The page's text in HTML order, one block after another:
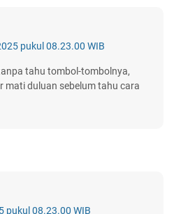
pukul 08.23.00 WIB
tahu tombol-tombolnya,
mati duluan sebelum tahu cara
pukul 08.23.00 WIB